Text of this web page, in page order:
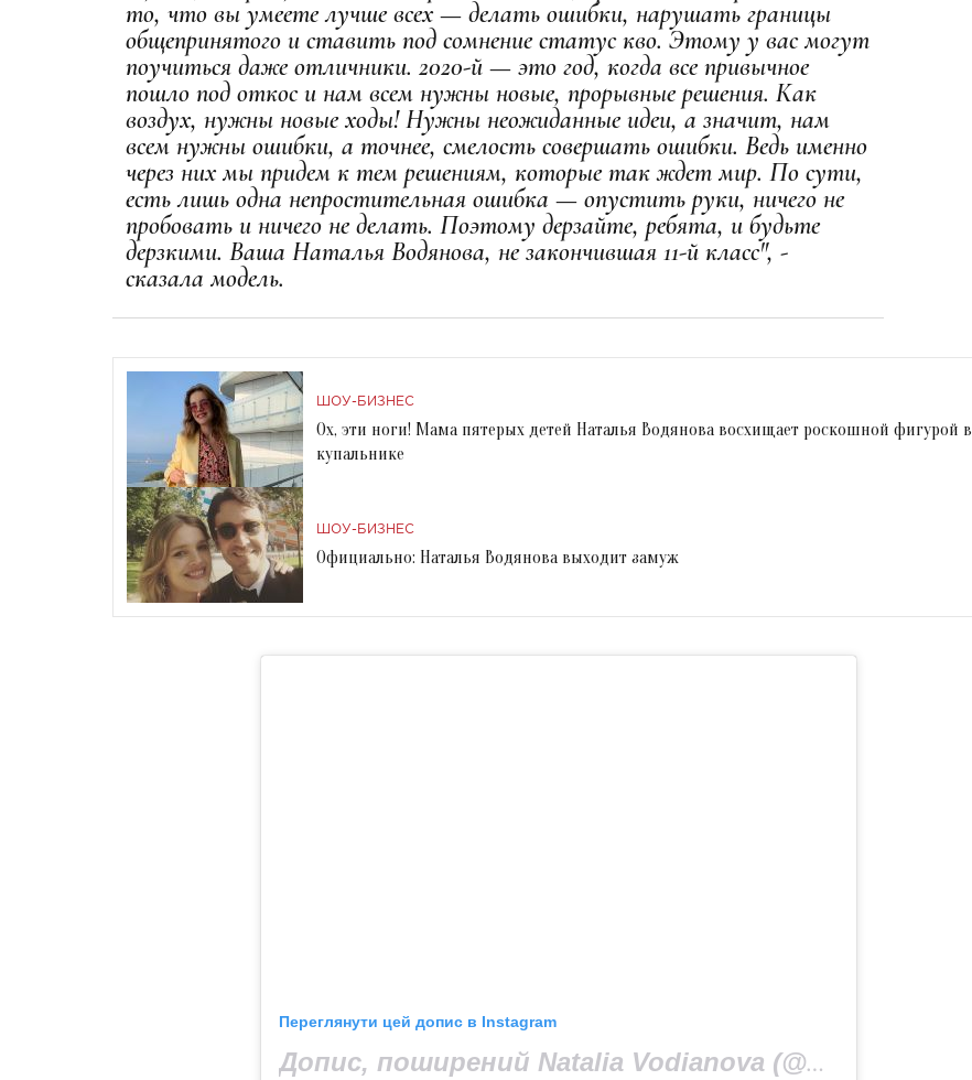
то, что вы умеете лучше всех — делать ошибки, нарушать границы
общепринятого и ставить под сомнение статус кво. Этому у вас могут
поучиться даже отличники. 2020-й — это год, когда все привычное
пошло под откос и нам всем нужны новые, прорывные решения. Как
воздух, нужны новые ходы! Нужны неожиданные идеи, а значит, нам
всем нужны ошибки, а точнее, смелость совершать ошибки. Ведь именно
через них мы придем к тем решениям, которые так ждет мир. По сути,
есть лишь одна непростительная ошибка — опустить руки, ничего не
пробовать и ничего не делать. Поэтому дерзайте, ребята, и будьте
дерзкими. Ваша Наталья Водянова, не закончившая 11-й класс", -
сказала модель.
ШОУ-БИЗНЕС
Ох, эти ноги! Мама пятерых детей Наталья Водянова восхищает роскошной фигурой в
купальнике
ШОУ-БИЗНЕС
Официально: Наталья Водянова выходит замуж
Переглянути цей допис в Instagram
Допис, поширений Natalia Vodianova (@natasupernova)